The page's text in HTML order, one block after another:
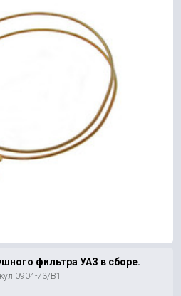
фильтра УАЗ в сборе.
0904-73/В1